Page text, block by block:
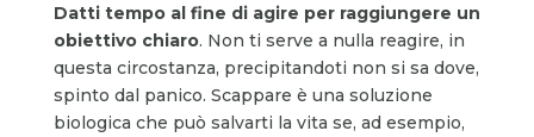
Datti tempo al fine di agire per raggiungere un
obiettivo chiaro. Non ti serve a nulla reagire, in
questa circostanza, precipitandoti non si sa dove,
spinto dal panico. Scappare è una soluzione
biologica che può salvarti la vita se, ad esempio,